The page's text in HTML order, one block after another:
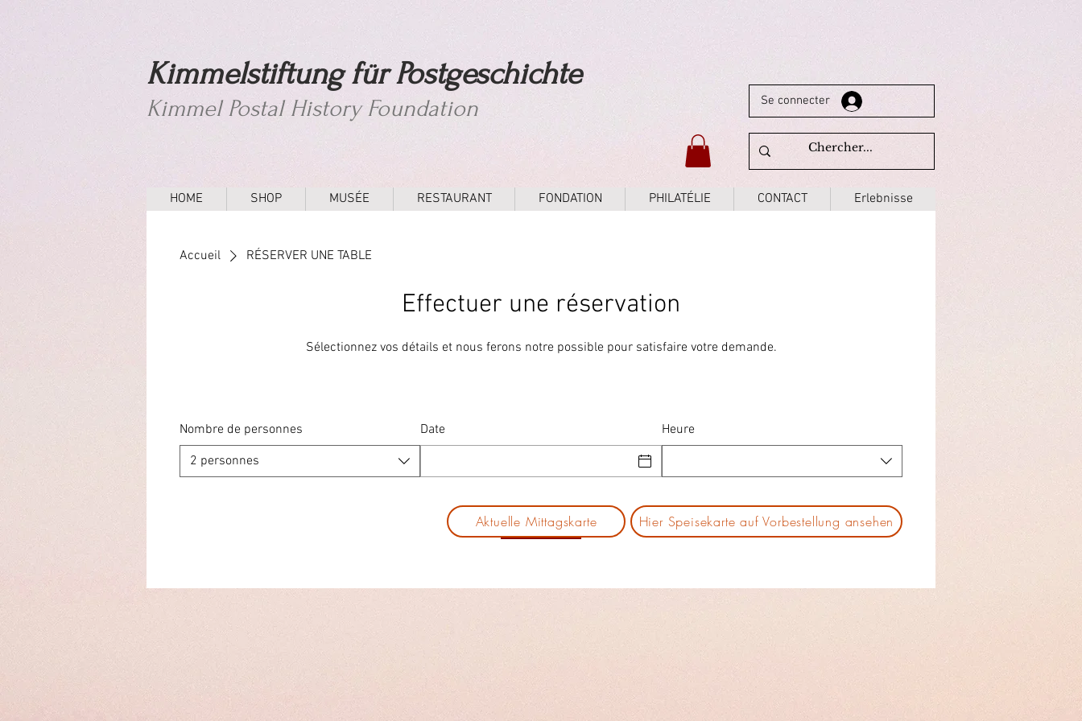
Kimmelstiftung für Postgeschichte
Kimmel Postal History Foundation Se connecter
HOME SHOP MUSÉE RESTAURANT FONDATION PHILATÉLIE CONTACT Erlebnisse
Accueil RÉSERVER UNE TABLE
Effectuer une réservation
Sélectionnez vos détails et nous ferons notre possible pour satisfaire votre demande.
Nombre de personnes
2 personnes
Date Heure
Hier Speisekarte auf Vorbestellung ansehen
Aktuelle Mittagskarte